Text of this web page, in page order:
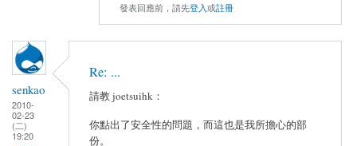
發表回應前，請先登入或註冊
senkao
2010-
02-23
(二)
19:20
Re: ...
請教 joetsuihk：
你點出了安全性的問題，而這也是我所擔心的部
份。